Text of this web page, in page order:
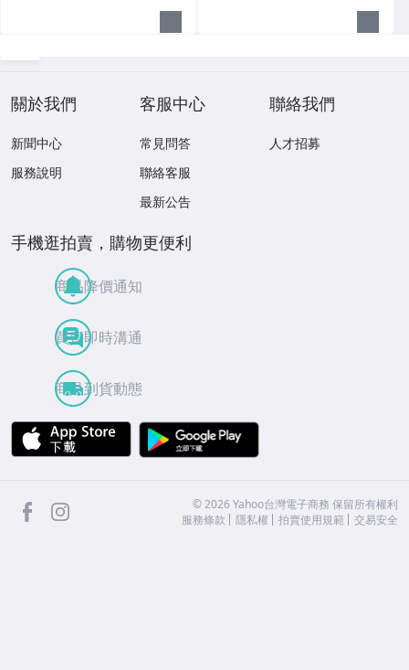
關於我們
新聞中心
服務說明
客服中心
常見問答
聯絡客服
最新公告
聯絡我們
人才招募
手機逛拍賣，購物更便利
商品降價通知
買賣即時溝通
商品到貨動態
APP Store
facebook ©2026 Yahoo台灣電子商務 保留所有權利
服務條款
隱私權 拍賣使用規範 交易安全